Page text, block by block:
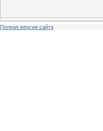
Полная версия сайта